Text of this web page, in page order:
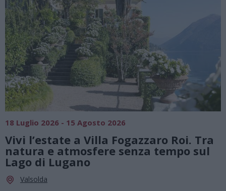
18 Luglio 2026 - 15 Agosto 2026
Vivi l’estate a Villa Fogazzaro Roi. Tra
natura e atmosfere senza tempo sul
Lago di Lugano
Valsolda